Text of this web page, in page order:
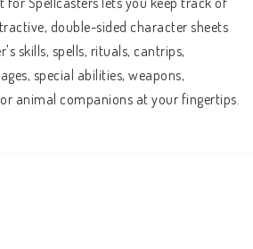
double-sided character sheets
skills, spells, rituals, cantrips,
special abilities, weapons,
animal companions at your fingertips.